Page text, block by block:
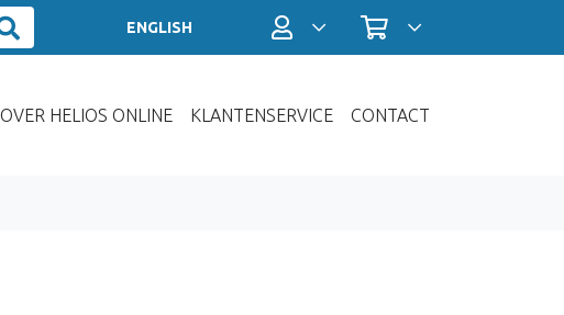
ENGLISH Profiel / InloggenWinkelwagen
OVER HELIOS ONLINE KLANTENSERVICE CONTACT